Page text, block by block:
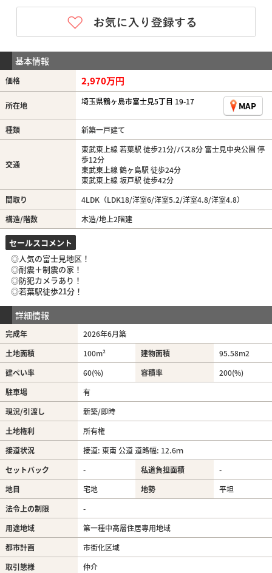
基本情報
価格 2,970万円
所在地 埼玉県鶴ヶ島市富士見5丁目 19-17 MAP
種類 新築一戸建て
交通
東武東上線 若葉駅 徒歩21分/バス8分 富士見中央公園 停
歩12分
東武東上線 鶴ヶ島駅 徒歩24分
東武東上線 坂戸駅 徒歩42分
間取り
4LDK（LDK18/洋室6/洋室5.2/洋室4.8/洋室4.8）
構造/階数
木造/地上2階建
セールスコメント
◎人気の富士見地区！
◎耐震＋制震の家！
◎防犯カメラあり！
◎若葉駅徒歩21分！
詳細情報
完成年
2026年6月築
土地面積
100m² 建物面積 95.58m2
建ぺい率
60(%) 容積率
200(%)
駐車場
有
現況/引渡し
新築/即時
土地権利
所有権
接道状況
接道: 東南 公道 道路幅: 12.6ｍ
セットバック
- 私道負担面積
-
地目
宅地 地勢
平坦
法令上の制限
-
用途地域
第一種中高層住居専用地域
都市計画
市街化区域
取引態様
仲介